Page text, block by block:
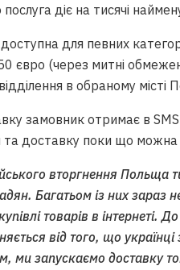
діє на тисячі
для певних
євро (через митні
в обраному місті
замовник отримає в
доставку поки що
вторгнення
Багатьом із них зараз
товарів в інтернеті.
від того, що
ми запускаємо доставку